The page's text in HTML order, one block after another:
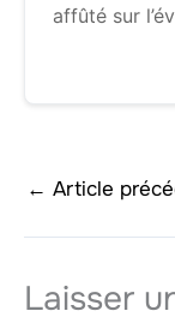
affûté sur
← Article
Laisser